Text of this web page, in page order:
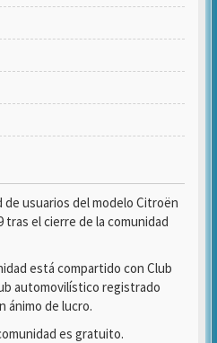
de usuarios del modelo Citroën
tras el cierre de la comunidad
está compartido con Club
automovilístico registrado
ánimo de lucro.
es gratuito.